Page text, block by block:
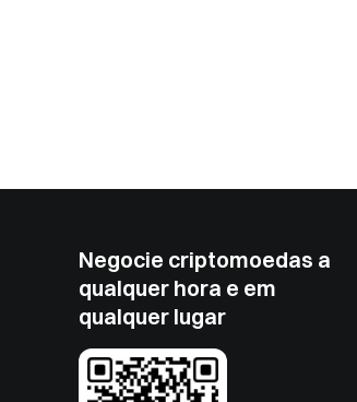
Negocie criptomoedas a
qualquer hora e em
qualquer lugar